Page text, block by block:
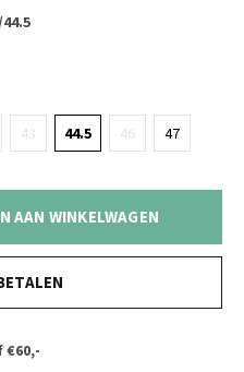
44.5
43 44.5 46 47
AAN WINKELWAGEN
€60,-